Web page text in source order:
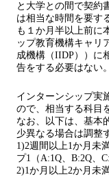
と大学との間で契約
は相当な時間を要す
も１か月半以上前に
ップ教育機構キャリ
成機構（IIDP））に
告をする必要はない
インターンシップ実
ので、相当する科目
なお、以下は、基本
少異なる場合は調整
1)2週間以上1か月
プ1（A:1Q、B:2Q、
2)1か月以上2か月